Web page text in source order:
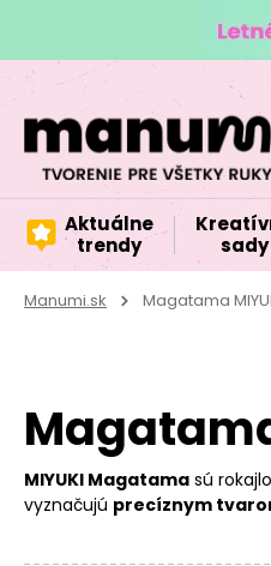
Aktuálne
trendy
sady
Manumi.sk Magatama
MIYUKI Magatama sú
vyznačujú precíznym